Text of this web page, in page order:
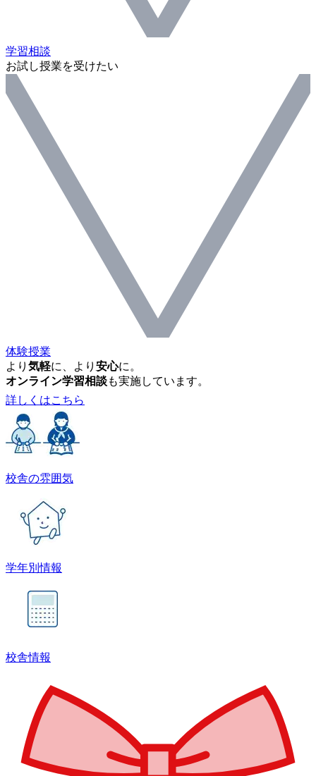
学習相談
お試し授業を受けたい
体験授業
より 気軽に、より 安心に。
オンライン学習相談も実施しています。
詳しくはこちら
校舎の雰囲気
学年別情報
校舎情報